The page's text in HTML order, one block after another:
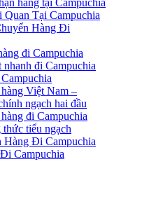
hàng tại Campuchia
Tại Campuchia
Hàng Đi
đi Campuchia
nhanh đi Campuchia
Việt Nam –
ngạch hai đầu
đi Campuchia
tiểu ngạch
Hàng Đi Campuchia
Campuchia